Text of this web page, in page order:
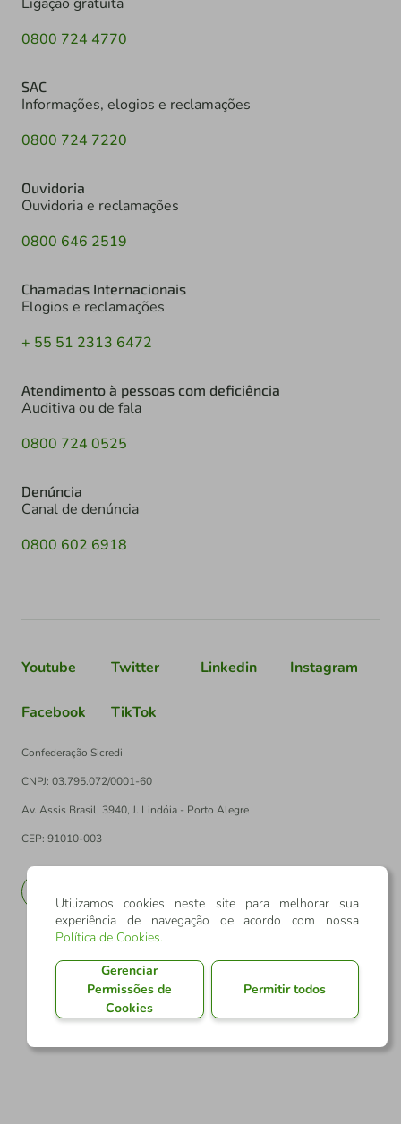
0800 724 4770
SAC
Informações, elogios e reclamações
0800 724 7220
Ouvidoria
Ouvidoria e reclamações
0800 646 2519
Chamadas Internacionais
Elogios e reclamações
+ 55 51 2313 6472
Atendimento à pessoas com deficiência
Auditiva ou de fala
0800 724 0525
Denúncia
Canal de denúncia
0800 602 6918
Youtube Twitter Linkedin Instagram
Facebook TikTok
Confederação Sicredi
CNPJ: 03.795.072/0001-60
Av. Assis Brasil, 3940, J. Lindóia - Porto Alegre
CEP: 91010-003
Utilizamos cookies neste site para melhorar sua
experiência de navegação de acordo com nossa
Política de Cookies.
Gerenciar
Permissões de
Cookies
Permitir todos